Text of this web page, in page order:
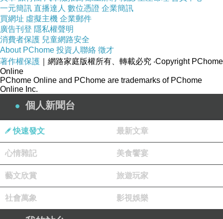
店面中間是一個大型鳥居後面是開放式工作檯，
客人可以圍著工作檯區或是選擇靠牆區用餐，生
一元簡訊 直播達人 數位憑證 企業簡訊
買網址 虛擬主機 企業郵件
廣告刊登 隱私權聲明
消費者保護 兒童網路安全
About PChome 投資人聯絡 徵才
著作權保護 ｜網路家庭版權所有、轉載必究 ‧Copyright PChome
Online
PChome Online and PChome are trademarks of PChome
Online Inc.
個人新聞台
快速發文 最新文章
心情雜記 美食饗宴
藝文欣賞 旅遊玩家
社會萬象 影視娛樂